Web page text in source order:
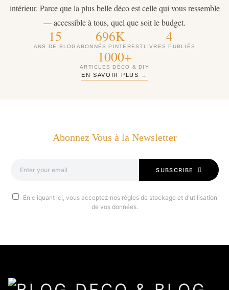
intérieur. Parce que la plus belle déco est celle qui vous ressemble
— accessible à tous, quel que soit le budget.
15
ANS DE BLOG
696K
ABONNÉS PINTEREST
4
LIVRES PUBLIÉS
1000+
ARTICLES DÉCO & DIY
EN SAVOIR PLUS →
Abonnez Vous à la Newsletter
SUBSCRIBE
En cliquant ici, vous acceptez nos règles de stockage et d'utilisation
de vos données.